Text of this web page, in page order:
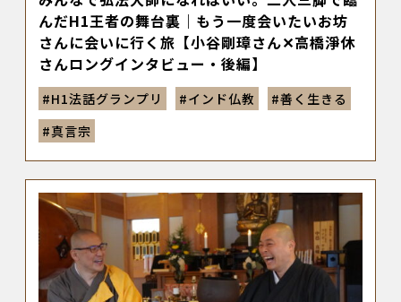
んだH1王者の舞台裏｜もう一度会いたいお坊
さんに会いに行く旅【小谷剛璋さん✕高橋淨休
さんロングインタビュー・後編】
#H1法話グランプリ #インド仏教 #善く生きる
#真言宗